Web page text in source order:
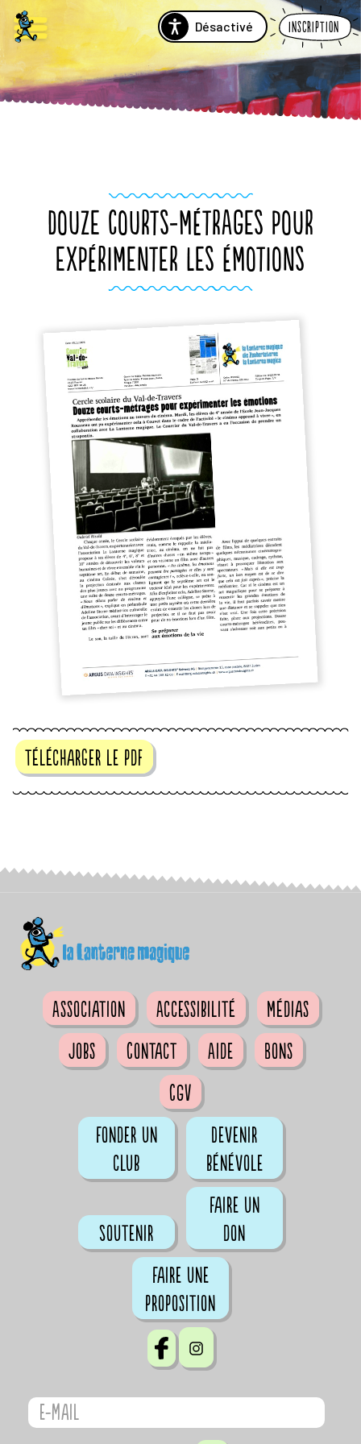
Désactivé Inscription
DOUZE COURTS-MÉTRAGES POUR
EXPÉRIMENTER LES ÉMOTIONS
télécharger le pdf
Association Accessibilité
Médias
Jobs
Contact Aide
Bons
CGV
Fonder un
club
Devenir
bénévole
Soutenir
Faire un
don
Faire une
proposition